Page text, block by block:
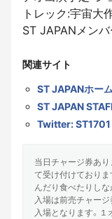
トレック:宇宙大
ST JAPANメン
関連サイト
ST JAPANホー
ST JAPAN
Twitter: ST1701
当日チャージ券あり
て受け付けておりま
んだり食べたりし
入場は前売チャー
入場となります。１